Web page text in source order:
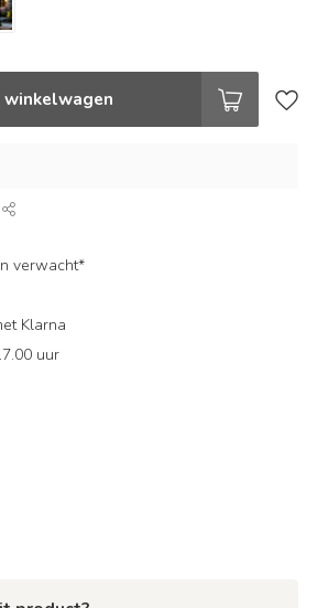
winkelwagen
verwacht*
Klarna
uur